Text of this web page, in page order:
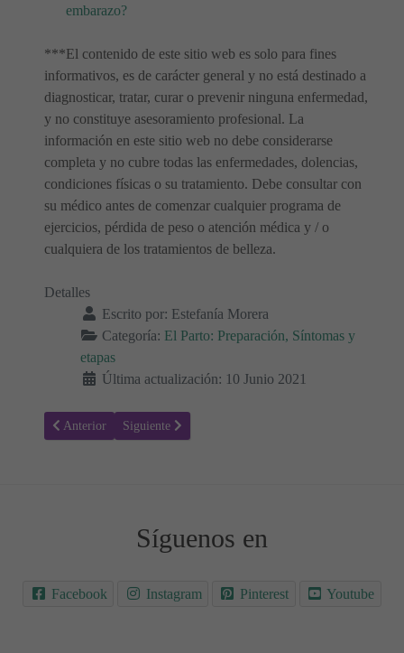
embarazo?
***El contenido de este sitio web es solo para fines
informativos, es de carácter general y no está destinado a
diagnosticar, tratar, curar o prevenir ninguna enfermedad,
y no constituye asesoramiento profesional. La
información en este sitio web no debe considerarse
completa y no cubre todas las enfermedades, dolencias,
condiciones físicas o su tratamiento. Debe consultar con
su médico antes de comenzar cualquier programa de
ejercicios, pérdida de peso o atención médica y / o
cualquiera de los tratamientos de belleza.
Detalles
Escrito por: Estefanía Morera
Categoría: El Parto: Preparación, Síntomas y
etapas
Última actualización: 10 Junio 2021
Artículo anterior: Distocia de hombros durante el parto ¿Cómo se
Anterior Artículo siguiente: ¿El enema y el rasurado son
Siguiente
Síguenos en
Facebook Instagram Pinterest Youtube